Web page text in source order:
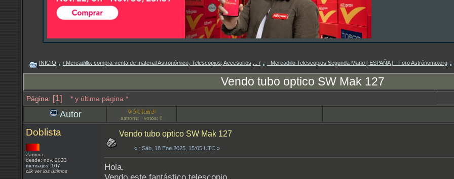
INICIO / Mercadillo: compra-venta de material Astronómico, Telescopios, Accesorios,... / · Mercadillo Telescopios Segunda Mano [ ESPAÑA ] - Foro Astrónomo.org
Vendo tubo optico SW Mak 127
Página: [1] * y última página *
Autor astrons: votos: 0
Doblista
Zamora
desde: nov, 2023
mensajes: 107
clik ver los últimos
Vendo tubo optico SW Mak 127
« : Sáb, 18 Ene 2025, 15:05 UTC »
Hola,